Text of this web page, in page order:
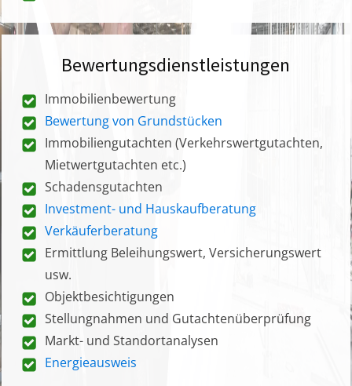
Bewertungsdienstleistungen
Immobilienbewertung
Bewertung von Grundstücken
Immobiliengutachten (Verkehrswertgutachten,
Mietwertgutachten etc.)
Schadensgutachten
Investment- und Hauskaufberatung
Verkäuferberatung
Ermittlung Beleihungswert, Versicherungswert
usw.
Objektbesichtigungen
Stellungnahmen und Gutachtenüberprüfung
Markt- und Standortanalysen
Energieausweis